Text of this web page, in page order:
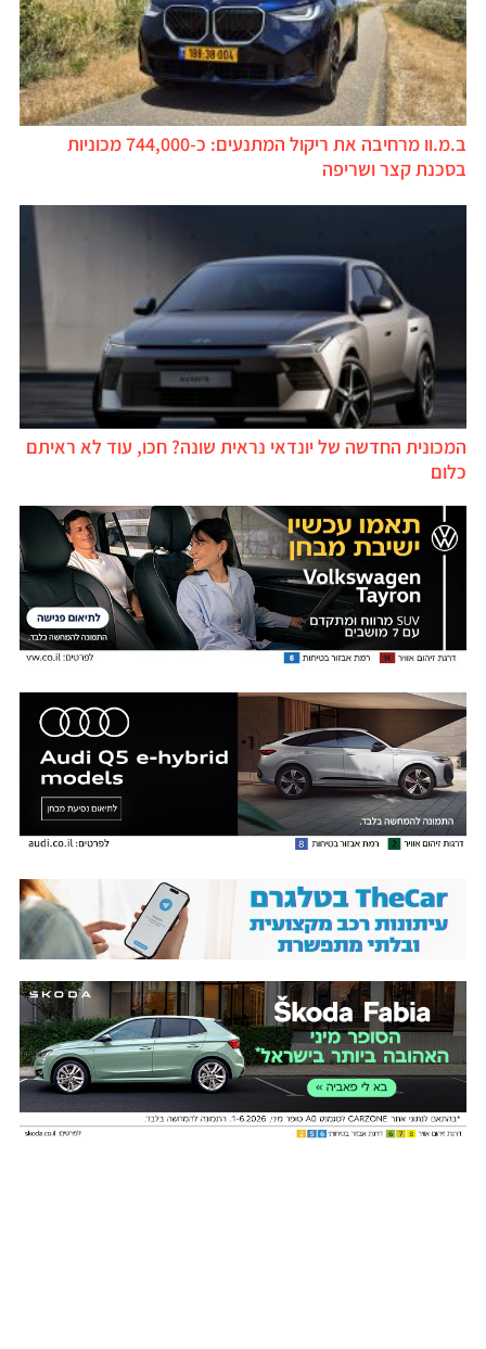
ב.מ.וו מרחיבה את ריקול המתנעים: כ-744,000 מכוניות
בסכנת קצר ושריפה
המכונית החדשה של יונדאי נראית שונה? חכו, עוד לא ראיתם
כלום